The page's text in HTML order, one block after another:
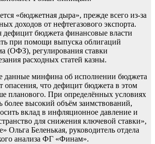
«бюджетная дыра», прежде всего из-за
доходов от нефтегазового экспорта.
бюджета финансовые власти
при помощи выпуска облигаций
(ОФЗ), регулирования ставки
расходных статей казны.
данные минфина об исполнении бюджета
опасения, что дефицит бюджета в этом
планового. При определённых условиях
более высокий объём заимствований,
вклад в инфляционное давление и
для снижения ключевой ставки»,
Ольга Беленькая, руководитель отдела
анализа ФГ «Финам».